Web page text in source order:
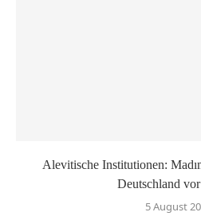
Alevitische Institutionen:
Deutschland
5 August